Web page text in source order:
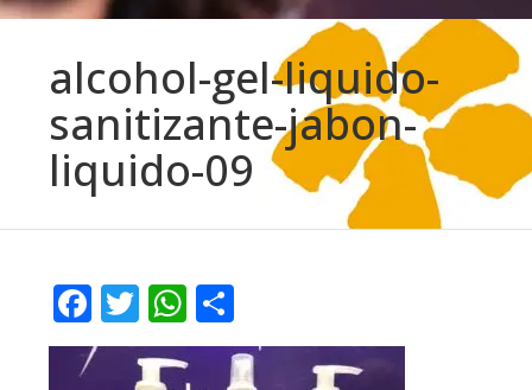
alcohol-gel-liquido-
sanitizante-jabon-
liquido-09
Facebook
TwitterWhatsApp